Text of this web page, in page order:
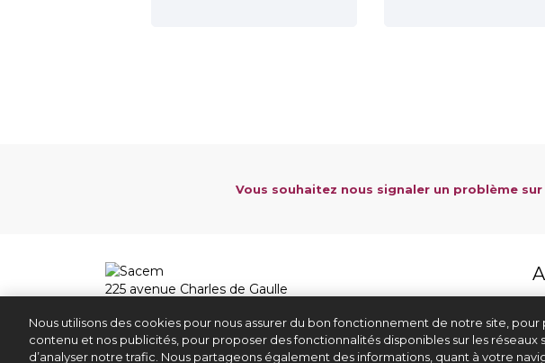
Vous souhaitez nous signaler un problème
225 avenue Charles de Gaulle
01 47 15 47 15
Nous utilisons des cookies pour nous assurer du bon fonctionnement de notre site, pour
contenu et nos publicités, pour proposer des fonctionnalités disponibles sur les réseaux
d’analyser notre trafic. Nous partageons également des informations, quant à votre